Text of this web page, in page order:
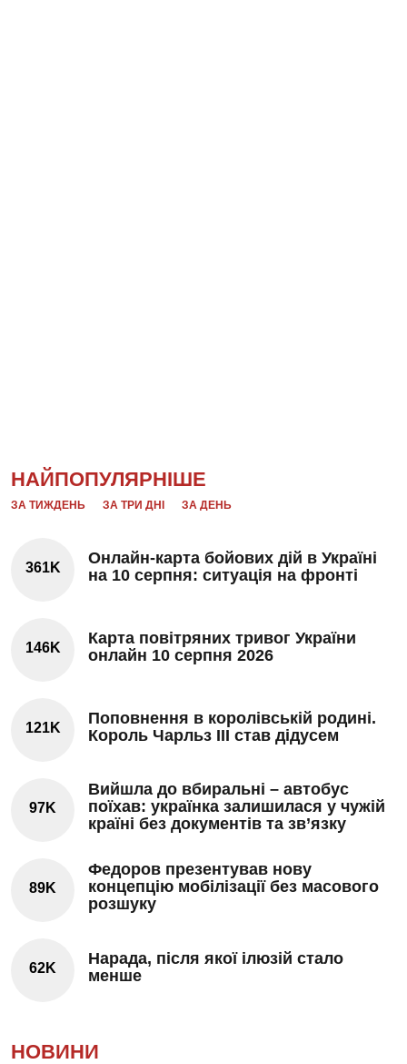
НАЙПОПУЛЯРНІШЕ
ЗА ТИЖДЕНЬ ЗА ТРИ ДНІ ЗА ДЕНЬ
361K
Онлайн-карта бойових дій в Україні
на 10 серпня: ситуація на фронті
146K
Карта повітряних тривог України
онлайн 10 серпня 2026
121K
Поповнення в королівській родині.
Король Чарльз III став дідусем
97K
Вийшла до вбиральні – автобус
поїхав: українка залишилася у чужій
країні без документів та зв’язку
89K
Федоров презентував нову
концепцію мобілізації без масового
розшуку
62K
Нарада, після якої ілюзій стало
менше
НОВИНИ